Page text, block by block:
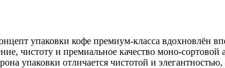
упаковки кофе премиум-класса вдохновлён
чистоту и премиальное качество моно-сортовой
упаковки отличается чистотой и элегантностью,